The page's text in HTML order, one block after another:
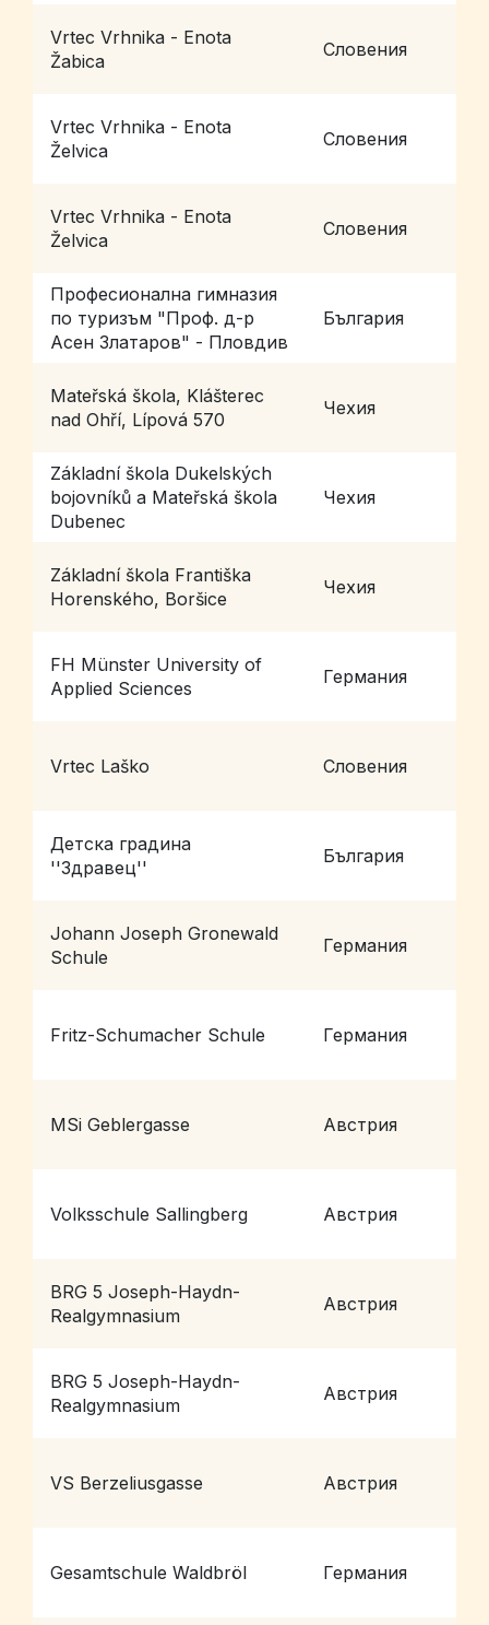
Vrtec Vrhnika - Enota
Žabica
Словения
Vrtec Vrhnika - Enota
Želvica
Словения
Vrtec Vrhnika - Enota
Želvica
Словения
Професионална гимназия
по туризъм "Проф. д-р
Асен Златаров" - Пловдив
България
Mateřská škola, Klášterec
nad Ohří, Lípová 570
Чехия
Základní škola Dukelských
bojovníků a Mateřská škola
Dubenec
Чехия
Základní škola Františka
Horenského, Boršice
Чехия
FH Münster University of
Applied Sciences
Германия
Vrtec Laško Словения
Детска градина
''Здравец''
България
Johann Joseph Gronewald
Schule
Германия
Fritz-Schumacher Schule Германия
MSi Geblergasse Австрия
Volksschule Sallingberg Австрия
BRG 5 Joseph-Haydn-
Realgymnasium
Австрия
BRG 5 Joseph-Haydn-
Realgymnasium
Австрия
VS Berzeliusgasse Австрия
Gesamtschule Waldbröl Германия